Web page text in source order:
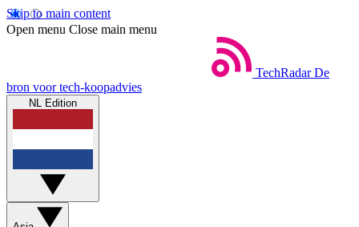
Skip to main content
Open menu Close main menu
TechRadar De
bron voor tech-koopadvies
NL Edition